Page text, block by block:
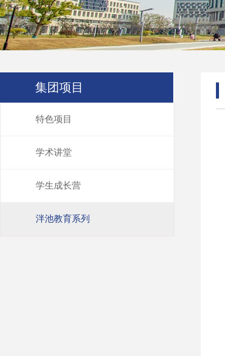
集团项目
特色项目
学术讲堂
学生成长营
泮池教育系列